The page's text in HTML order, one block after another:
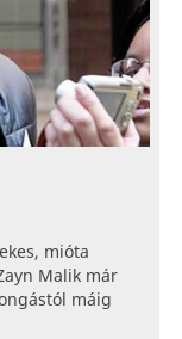
mióta
Malik már
máig